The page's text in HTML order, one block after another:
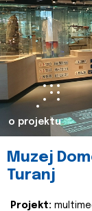
o projektu
Muzej
Turanj
Projekt: